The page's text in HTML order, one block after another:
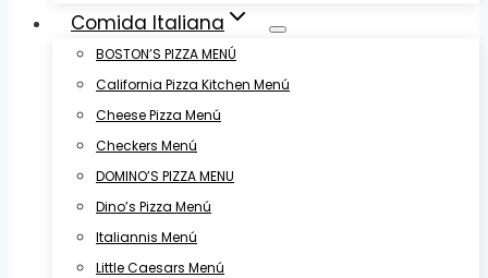
Comida Italiana
BOSTON’S PIZZA MENÚ
California Pizza Kitchen Menú
Cheese Pizza Menú
Checkers Menú
DOMINO’S PIZZA MENU
Dino’s Pizza Menú
Italiannis Menú
Little Caesars Menú